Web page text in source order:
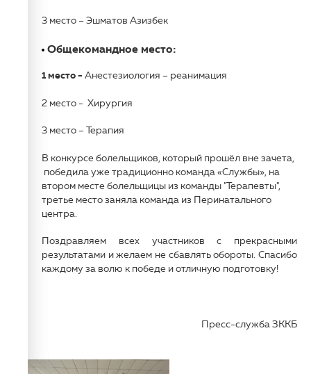
3 место – Эшматов Азизбек
Общекомандное место:
1 место - Анестезиология – реанимация
2 место - Хирургия
3 место – Терапия
В конкурсе болельщиков, который прошёл вне зачета,
победила уже традиционно команда «Службы», на
втором месте болельщицы из команды "Терапевты",
третье место заняла команда из Перинатального
центра.
Поздравляем всех участников с прекрасными
результатами и желаем не сбавлять обороты. Спасибо
каждому за волю к победе и отличную подготовку!
Пресс-служба ЗККБ